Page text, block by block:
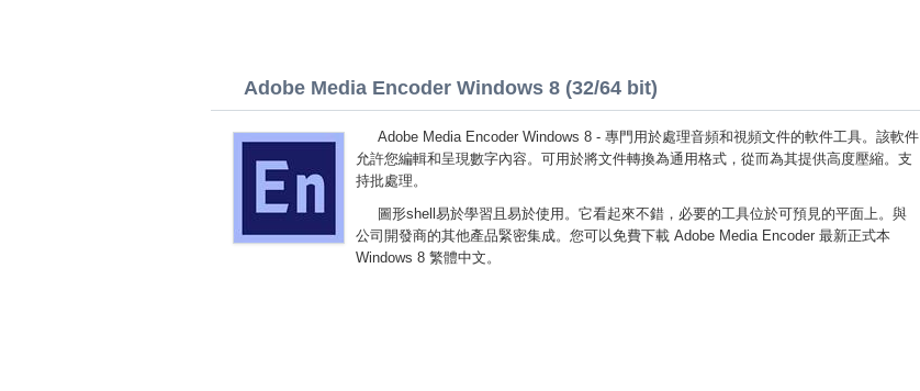
Adobe Media Encoder Windows 8 (32/64 bit)
Adobe Media Encoder Windows 8 - 專門用於處理音頻和視頻文件的軟件工具。該軟件
允許您編輯和呈現數字內容。可用於將文件轉換為通用格式，從而為其提供高度壓縮。支
持批處理。
圖形shell易於學習且易於使用。它看起來不錯，必要的工具位於可預見的平面上。與
公司開發商的其他產品緊密集成。您可以免費下載 Adobe Media Encoder 最新正式本
Windows 8 繁體中文。